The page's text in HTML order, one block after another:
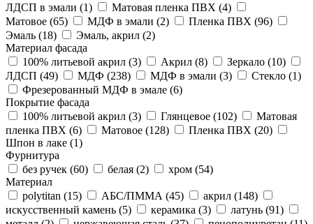
ЛДСП в эмали (1) Матовая пленка ПВХ (4)
Матовое (65) МДФ в эмали (2) Пленка ПВХ (96)
Эмаль (18) Эмаль, акрил (2)
Материал фасада
100% литьевой акрил (3) Акрил (8) Зеркало (10)
ЛДСП (49) МДФ (238) МДФ в эмали (3) Стекло (1)
Фрезерованный МДФ в эмале (6)
Покрытие фасада
100% литьевой акрил (3) Глянцевое (102)
Матовая
пленка ПВХ (6) Матовое (128) Пленка ПВХ (20)
Шпон в лаке (1)
Фурнитура
без ручек (60) белая (2) хром (54)
Материал
polytitan (15) АБС/ПММА (45) акрил (148)
искусственный камень (5) керамика (3) латунь (91)